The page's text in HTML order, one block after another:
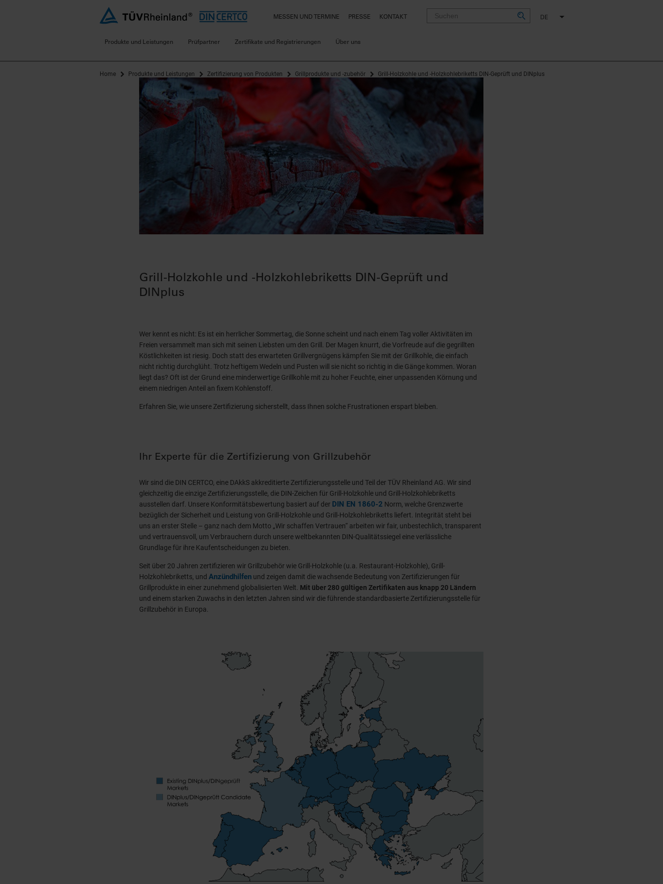
MESSEN UND TERMINE PRESSE KONTAKT DE
Produkte und Leistungen Prüfpartner Zertifikate und Registrierungen Über uns
Home Produkte und Leistungen Zertifizierung von Produkten Grillprodukte und -zubehör Grill-Holzkohle und -Holzkohlebriketts DIN-Geprüft und DINplus
Grill-Holzkohle und -Holzkohlebriketts DIN-Geprüft und
DINplus
Wer kennt es nicht: Es ist ein herrlicher Sommertag, die Sonne scheint und nach einem Tag voller Aktivitäten im
Freien versammelt man sich mit seinen Liebsten um den Grill. Der Magen knurrt, die Vorfreude auf die gegrillten
Köstlichkeiten ist riesig. Doch statt des erwarteten Grillvergnügens kämpfen Sie mit der Grillkohle, die einfach
nicht richtig durchglüht. Trotz heftigem Wedeln und Pusten will sie nicht so richtig in die Gänge kommen. Woran
liegt das? Oft ist der Grund eine minderwertige Grillkohle mit zu hoher Feuchte, einer unpassenden Körnung und
einem niedrigen Anteil an fixem Kohlenstoff.
Erfahren Sie, wie unsere Zertifizierung sicherstellt, dass Ihnen solche Frustrationen erspart bleiben.
Ihr Experte für die Zertifizierung von Grillzubehör
Wir sind die DIN CERTCO, eine DAkkS akkreditierte Zertifizierungsstelle und Teil der TÜV Rheinland AG. Wir sind
gleichzeitig die einzige Zertifizierungsstelle, die DIN-Zeichen für Grill-Holzkohle und Grill-Holzkohlebriketts
ausstellen darf. Unsere Konformitätsbewertung basiert auf der DIN EN 1860-2 Norm, welche Grenzwerte
bezüglich der Sicherheit und Leistung von Grill-Holzkohle und Grill-Holzkohlebriketts liefert. Integrität steht bei
uns an erster Stelle – ganz nach dem Motto „Wir schaffen Vertrauen“ arbeiten wir fair, unbestechlich, transparent
und vertrauensvoll, um Verbrauchern durch unsere weltbekannten DIN-Qualitätssiegel eine verlässliche
Grundlage für ihre Kaufentscheidungen zu bieten.
Seit über 20 Jahren zertifizieren wir Grillzubehör wie Grill-Holzkohle (u.a. Restaurant-Holzkohle), Grill-
Holzkohlebriketts, und Anzündhilfenund zeigen damit die wachsende Bedeutung von Zertifizierungen für
Grillprodukte in einer zunehmend globalisierten Welt. Mit über 280 gültigen Zertifikaten aus knapp 20 Ländern
und einem starken Zuwachs in den letzten Jahren sind wir die führende standardbasierte Zertifizierungsstelle für
Grillzubehör in Europa.